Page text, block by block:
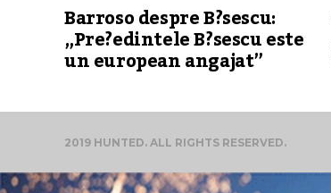
Barroso despre B?sescu:
„Pre?edintele B?sescu este
un european angajat”
2019 HUNTED. ALL RIGHTS RESERVED.